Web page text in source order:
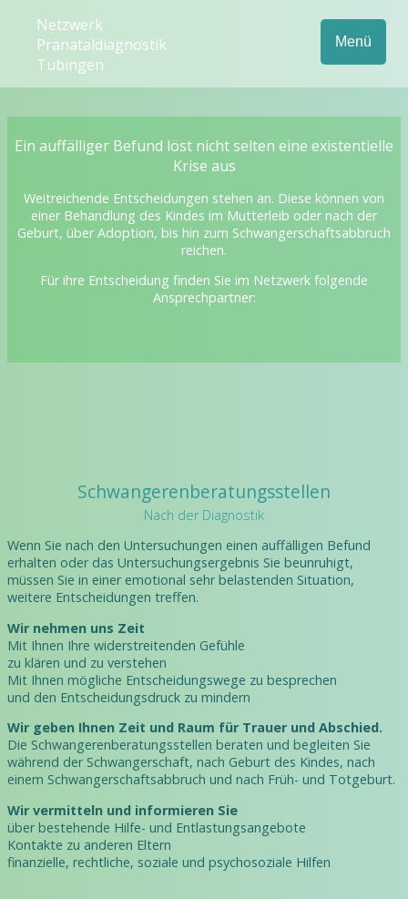
Netzwerk
Pränataldiagnostik
Tübingen
Menü
Ein auffälliger Befund löst nicht selten eine existentielle
Krise aus
Weitreichende Entscheidungen stehen an. Diese können von
einer Behandlung des Kindes im Mutterleib oder nach der
Geburt, über Adoption, bis hin zum Schwangerschaftsabbruch
reichen.
Für ihre Entscheidung finden Sie im Netzwerk folgende
Ansprechpartner:
Schwangerenberatungsstellen
Nach der Diagnostik
Wenn Sie nach den Untersuchungen einen auffälligen Befund
erhalten oder das Untersuchungsergebnis Sie beunruhigt,
müssen Sie in einer emotional sehr belastenden Situation,
weitere Entscheidungen treffen.
Wir nehmen uns Zeit
Mit Ihnen Ihre widerstreitenden Gefühle
zu klären und zu verstehen
Mit Ihnen mögliche Entscheidungswege zu besprechen
und den Entscheidungsdruck zu mindern
Wir geben Ihnen Zeit und Raum für Trauer und Abschied.
Die Schwangerenberatungsstellen beraten und begleiten Sie
während der Schwangerschaft, nach Geburt des Kindes, nach
einem Schwangerschaftsabbruch und nach Früh- und Totgeburt.
Wir vermitteln und informieren Sie
über bestehende Hilfe- und Entlastungsangebote
Kontakte zu anderen Eltern
finanzielle, rechtliche, soziale und psychosoziale Hilfen